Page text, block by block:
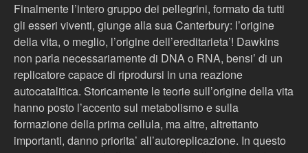
Finalmente l’intero gruppo dei pellegrini, formato da tutti
gli esseri viventi, giunge alla sua Canterbury: l’origine
della vita, o meglio, l’origine dell’ereditarieta’! Dawkins
non parla necessariamente di DNA o RNA, bensi’ di un
replicatore capace di riprodursi in una reazione
autocatalitica. Storicamente le teorie sull’origine della vita
hanno posto l’accento sul metabolismo e sulla
formazione della prima cellula, ma altre, altrettanto
importanti, danno priorita’ all’autoreplicazione. In questo